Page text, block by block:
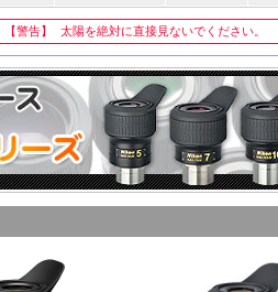
【警告】 太陽を絶対に直接見ないでください。